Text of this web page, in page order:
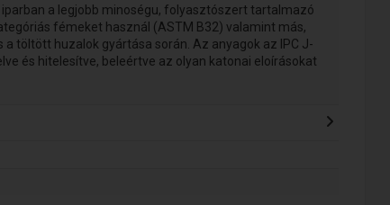
a legjobb minoségu, folyasztószert tartalmazó
fémeket használ (ASTM B32) valamint más,
töltött huzalok gyártása során. Az anyagok az IPC J-
és hitelesítve, beleértve az olyan katonai eloírásokat